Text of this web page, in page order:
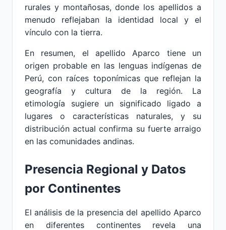
rurales y montañosas, donde los apellidos a
menudo reflejaban la identidad local y el
vínculo con la tierra.
En resumen, el apellido Aparco tiene un
origen probable en las lenguas indígenas de
Perú, con raíces toponímicas que reflejan la
geografía y cultura de la región. La
etimología sugiere un significado ligado a
lugares o características naturales, y su
distribución actual confirma su fuerte arraigo
en las comunidades andinas.
Presencia Regional y Datos
por Continentes
El análisis de la presencia del apellido Aparco
en diferentes continentes revela una